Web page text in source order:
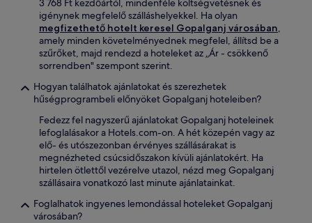
3 768 Ft kezdőártól, mindenféle költségvetésnek és
igénynek megfelelő szálláshelyekkel. Ha olyan
megfizethető hotelt keresel Gopalganj városában,
amely minden követelményednek megfelel, állítsd be a
szűrőket, majd rendezd a hoteleket az „Ár - csökkenő
sorrendben" szempont szerint.
Hogyan találhatok ajánlatokat és szerezhetek
hűségprogrambeli előnyöket Gopalganj hoteleiben?
Fedezz fel nagyszerű ajánlatokat Gopalganj hoteleinek
lefoglalásakor a Hotels.com-on. A hét közepén vagy az
elő- és utószezonban érvényes szállásárakat is
megnézheted csúcsidőszakon kívüli ajánlatokért. Ha
hirtelen ötlettől vezérelve utazol, nézd meg Gopalganj
szállásaira vonatkozó last minute ajánlatainkat.
Foglalhatok ingyenes lemondással hoteleket Gopalganj
városában?